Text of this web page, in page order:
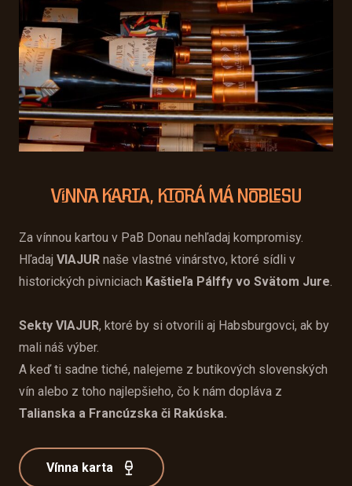
Vínna karta, ktorá má noblesu
Za vínnou kartou v PaB Donau nehľadaj kompromisy.
Hľadaj VIAJUR naše vlastné vinárstvo, ktoré sídli v
historických pivniciach Kaštieľa Pálffy vo Svätom Jure.
Sekty VIAJUR, ktoré by si otvorili aj Habsburgovci, ak by
mali náš výber.
A keď ti sadne tiché, nalejeme z butikových slovenských
vín alebo z toho najlepšieho, čo k nám dopláva z
Talianska a Francúzska či Rakúska.
Vínna karta